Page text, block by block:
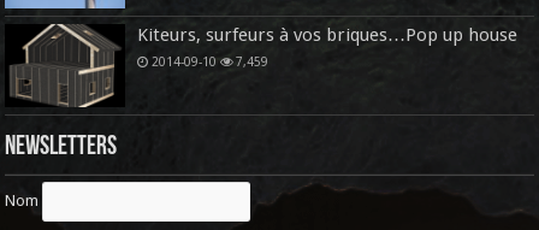
Kiteurs, surfeurs à vos briques…Pop up house
2014-09-10 7,459
Newsletters
Nom